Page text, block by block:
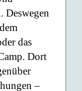
Deswegen
das
Dort
–